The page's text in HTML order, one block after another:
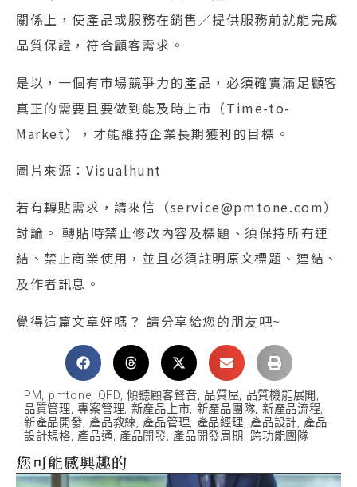
關係上，使產品或服務在銷售／提供服務前就能完成
品質保證，符合顧客需求。
是以，一個有市場競爭力的產品，必須確實滿足顧客
真正的需要且要做到能及時上市（Time-to-
Market），才能維持企業長期獲利的目標。
圖片來源：Visualhunt
若有轉貼需求，請來信（service@pmtone.com）
討論。 轉貼時禁止修改內容及標題、須保持所有連
結、禁止商業使用，並且必須註明原文標題、連結、
及作者訊息。
覺得這篇文章好嗎？ 請分享給您的朋友吧~
PM, pmtone, QFD,傾聽顧客聲音, 品質屋, 品質機能展開 ,
品質管理,專案管理, 新產品上市, 新產品團隊, 新產品流程,
新產品開發, 產品教練, 產品管理, 產品經理, 產品設計, 產品
設計規格, 產品通, 產品開發, 產品開發周期, 跨功能團隊
您可能感興趣的